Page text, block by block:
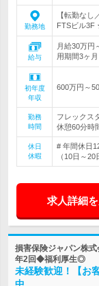
勤務地
【転勤な
FTSビル3F
給与
月給30万
用期間3ヶ
初年度
年収
600万円～
勤務
時間
フレックス
休憩60分時
休日
休暇
# 年間休日
（10日～
求人詳細
損害保険ジャパン株
年2回◆福利厚生◎
未経験歓迎！【お